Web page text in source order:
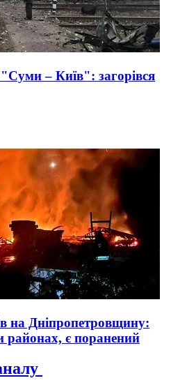
"Суми – Київ": загорівся
на Дніпропетровщину:
районах, є поранений